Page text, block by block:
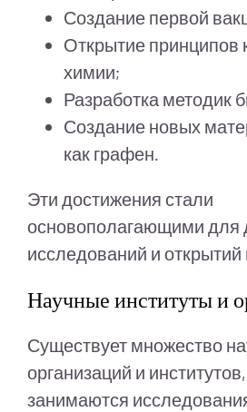
Создание первой
Открытие принципов
химии;
Разработка методик
Создание новых
как графен.
Эти достижения стали
основополагающими для
исследований и
Научные институты и
Существует множество
организаций и
занимаются